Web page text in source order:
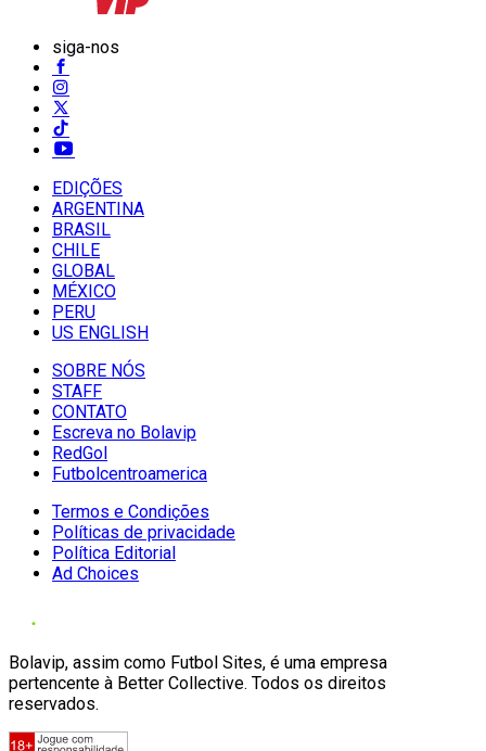
siga-nos
EDIÇÕES
ARGENTINA
BRASIL
CHILE
GLOBAL
MÉXICO
PERU
US ENGLISH
SOBRE NÓS
STAFF
CONTATO
Escreva no Bolavip
RedGol
Futbolcentroamerica
Termos e Condições
Políticas de privacidade
Política Editorial
Ad Choices
Bolavip, assim como Futbol Sites, é uma empresa
pertencente à Better Collective. Todos os direitos
reservados.